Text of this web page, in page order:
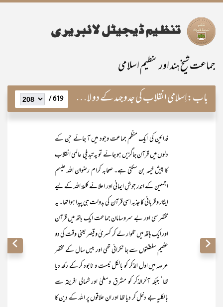
جماعت شیخ ہند اور تنظیم اسلامی
باب:اِسلامی انقلاب کی جدوجہد کے دو لازمی اجزاء 619 /
فدائین کی ایک منظم جماعت وجود میں آ جائے جن کے
دلوں میں قرآن جاگزیں ہو جائے تو یہ تبدیلی عالمی انقلاب
کا پیش خیمہ بن سکتی ہے۔ صحابہ کرام رضوان اللہ علیہم
اجمعین کے اندر جوشِ ایمانی اور اعلائے کلمۃ اللہ کے لیے
ایثار و قربانی کا جذبہ اسی قرآن کی بدولت ہی پیدا ہوا تھا۔ یہ
مختصر سی اور بے سروسامان جماعت ایک ہاتھ میں قرآن
اور ایک ہاتھ میں تلوار لے کر کسریٰ و قیصر یعنی وقت کی دو
عظیم سلطنتوں سے جا ٹکرائی تھی اور بیس سال کے مختصر
عرصہ میں اول الذکر کو بالکل نیست و نابود کر کے رکھ دیا
تھا‘ جبکہ آخرالذکر کو مشرقِ وسطیٰ اور شمالی افریقہ سے
بالکلیہ بے دخل کر دیا تھا اور ان علاقوں پر اللہ کے دین کا